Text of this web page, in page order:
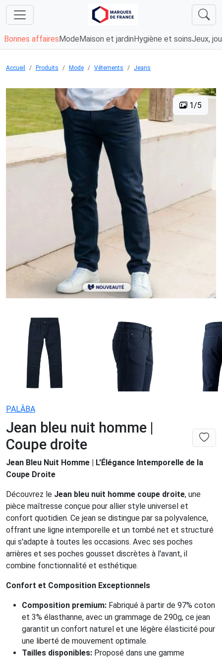
Bonnes affaires Mode Maison et jardin Hygiène et soinsJeux,
Accueil Produits Mode Vêtements Jeans
1/5
PALÂBA
Jean bleu nuit homme |
Coupe droite
Jean Bleu Nuit Homme | L'Élégance Intemporelle de la
Coupe Droite
Découvrez le Jean bleu nuit homme coupe droite, une
pièce maîtresse conçue pour allier style universel et
confort quotidien. Ce jean se distingue par sa polyvalence,
offrant une ligne intemporelle et un tombé net et structuré
qui s'adapte à toutes les occasions. Avec ses poches
arrières et ses poches gousset discrètes à l'avant, il
combine fonctionnalité et esthétique.
Confort et Composition Exceptionnels
Composition premium: Fabriqué à partir de 97% coton
et 3% élasthanne, avec un grammage de 290g, ce jean
garantit un confort naturel et une légère élasticité pour
une liberté de mouvement optimale.
Tailles disponibles: Proposé dans une gamme